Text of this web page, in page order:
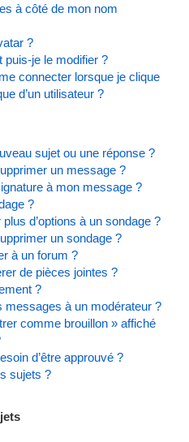
à côté de mon nom
?
puis-je le modifier ?
connecter lorsque je clique
d’un utilisateur ?
sujet ou une réponse ?
un message ?
à mon message ?
?
d’options à un sondage ?
un sondage ?
à un forum ?
de pièces jointes ?
?
messages à un modérateur ?
comme brouillon » affiché
d’être approuvé ?
sujets ?